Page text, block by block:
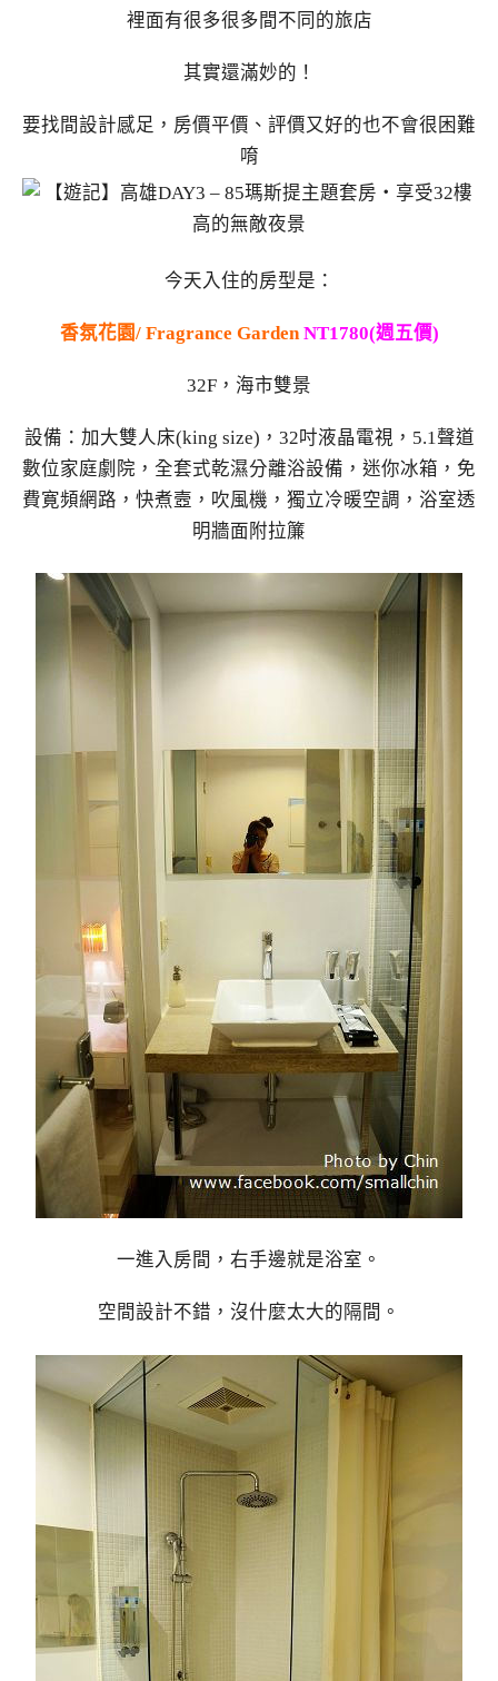
裡面有很多很多間不同的旅店
其實還滿妙的！
要找間設計感足，房價平價、評價又好的也不會很困難
唷
今天入住的房型是：
香氛花園/ Fragrance GardenNT1780(週五價)
32F，海市雙景
設備：加大雙人床(king size)，32吋液晶電視，5.1聲道
數位家庭劇院，全套式乾濕分離浴設備，迷你冰箱，免
費寛頻網路，快煮壼，吹風機，獨立冷暖空調，浴室透
明牆面附拉簾
一進入房間，右手邊就是浴室。
空間設計不錯，沒什麼太大的隔間。